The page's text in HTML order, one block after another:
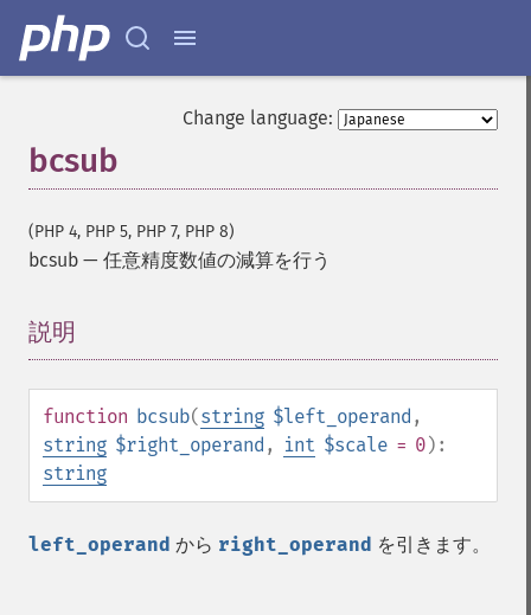
Change language:
bcsub
(PHP 4, PHP 5, PHP 7, PHP 8)
bcsub — 任意精度数値の減算を行う
説明
function bcsub(string $left_operand ,
string $right_operand , int $scale = 0):
string
left_operand から right_operand を引きます。